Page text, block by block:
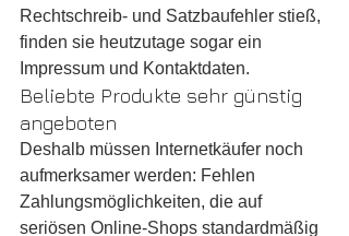
Rechtschreib- und Satzbaufehler stieß,
finden sie heutzutage sogar ein
Impressum und Kontaktdaten.
Beliebte Produkte sehr günstig
angeboten
Deshalb müssen Internetkäufer noch
aufmerksamer werden: Fehlen
Zahlungsmöglichkeiten, die auf
seriösen Online-Shops standardmäßig